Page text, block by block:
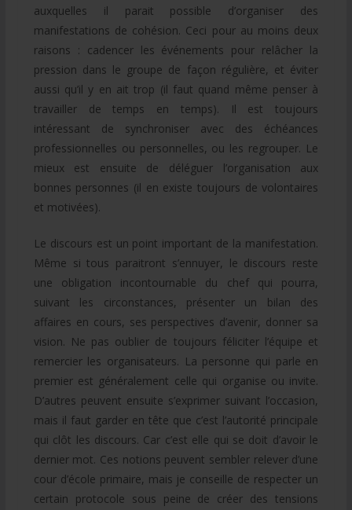
auxquelles il parait possible d’organiser des
manifestations de cohésion. Ceci pour au moins deux
raisons : cadencer les événements pour relâcher la
pression dans le groupe de façon régulière, et éviter
aussi qu’il y en ait trop (il faut quand même penser à
travailler de temps en temps). Il est toujours
intéressant de synchroniser avec des échéances
professionnelles ou personnelles, ou les regrouper. Le
mieux est ensuite de déléguer l’organisation aux
bonnes personnes (il en existe toujours de volontaires
et motivées).
Le discours est un point important de la manifestation.
Même si tous paraitront s’ennuyer, le discours reste
une obligation incontournable du chef qui pourra,
suivant les circonstances, présenter un bilan des
affaires en cours, ses perspectives d’avenir, donner sa
vision. Ne pas oublier de toujours féliciter l’équipe et
remercier les organisateurs. La personne qui parle en
premier est généralement celle qui organise ou invite.
D’autres peuvent ensuite s’exprimer suivant l’occasion,
mais il faut garder en tête que c’est l’autorité principale
qui clôt les discours. Car c’est elle qui se doit d’avoir le
dernier mot. Ces notions peuvent sembler relever d’une
cour d’école primaire, mais je conseille de respecter un
certain protocole sous peine de créer des tensions